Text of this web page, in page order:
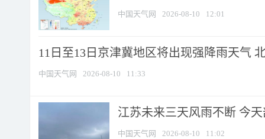
中国天气网 2026-08-10 12:01
11日至13日京津冀地区将出现强降雨天气
中国天气网 2026-08-10 11:33
江苏未来三天风雨不断 今
中国天气网 2026-08-10 11:02